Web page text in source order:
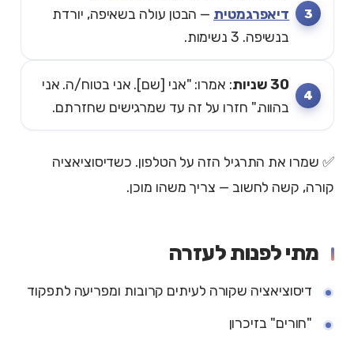
דיאפרגמטית — הבטן עולה בשאיפה, יורדת
בנשיפה. 3 נשימות.
30 שניות
: אמרו: "אני [שם]. אני בטוח/ה. אני
בהווה." חזרו על זה עד שמרגישים שחזרתם.
✅ שמרו את התרגיל הזה על הטלפון. כשדיסוציאציה
קורה, קשה לחשוב — צריך משהו מוכן.
מתי לפנות לעזרה
דיסוציאציה שקורה לעיתים קרובות ומפריעה לתפקוד
"חורים" בזיכרון